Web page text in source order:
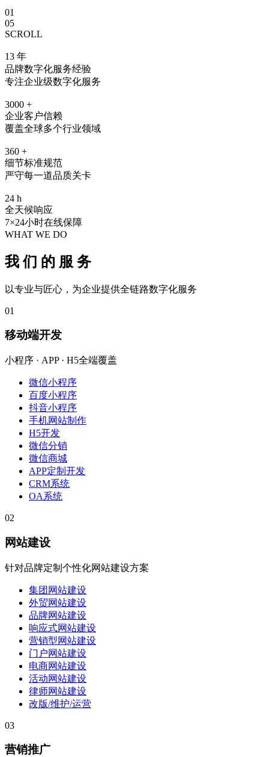
01
05
SCROLL
13 年
品牌数字化服务经验
专注企业级数字化服务
3000 +
企业客户信赖
覆盖全球多个行业领域
360 +
细节标准规范
严守每一道品质关卡
24 h
全天候响应
7×24小时在线保障
WHAT WE DO
我 们 的 服 务
以专业与匠心，为企业提供全链路数字化服务
01
移动端开发
小程序 · APP · H5全端覆盖
微信小程序
百度小程序
抖音小程序
手机网站制作
H5开发
微信分销
微信商城
APP定制开发
CRM系统
OA系统
02
网站建设
针对品牌定制个性化网站建设方案
集团网站建设
外贸网站建设
品牌网站建设
响应式网站建设
营销型网站建设
门户网站建设
电商网站建设
活动网站建设
律师网站建设
改版/维护/运营
03
营销推广